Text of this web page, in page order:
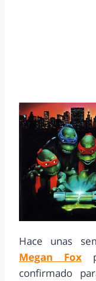
Hace unas
Megan Fox
confirmado